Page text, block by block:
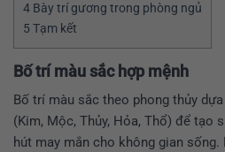
4 Bày trí gương trong phòng ngủ
5 Tạm kết
Bố trí màu sắc hợp mệnh
Bố trí màu sắc theo phong thủy
(Kim, Mộc, Thủy, Hỏa, Thổ) để tạo
hút may mắn cho không gian